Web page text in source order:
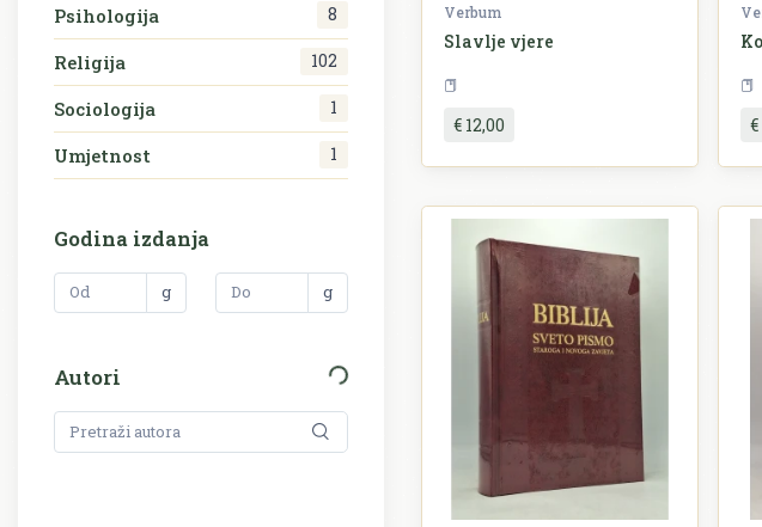
Psihologija 8
Religija 102
Sociologija 1
Umjetnost 1
Godina izdanja
g g
Autori
Verbum
Slavlje vjere
€ 12,00 €